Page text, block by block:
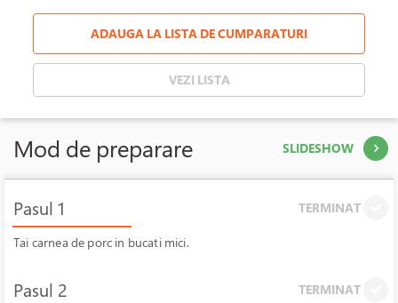
ADAUGA LA LISTA DE CUMPARATURI
VEZI LISTA
Mod de preparare SLIDESHOW
Pasul 1 TERMINAT
Tai carnea de porc in bucati mici.
Pasul 2 TERMINAT